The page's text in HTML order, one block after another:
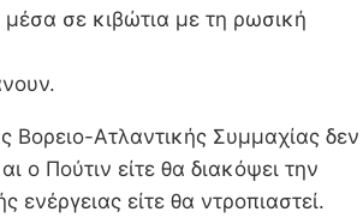
μέσα σε κιβώτια με τη ρωσική
Βορειο-Ατλαντικής Συμμαχίας δεν
ο Πούτιν είτε θα διακόψει την
ενέργειας είτε θα ντροπιαστεί.